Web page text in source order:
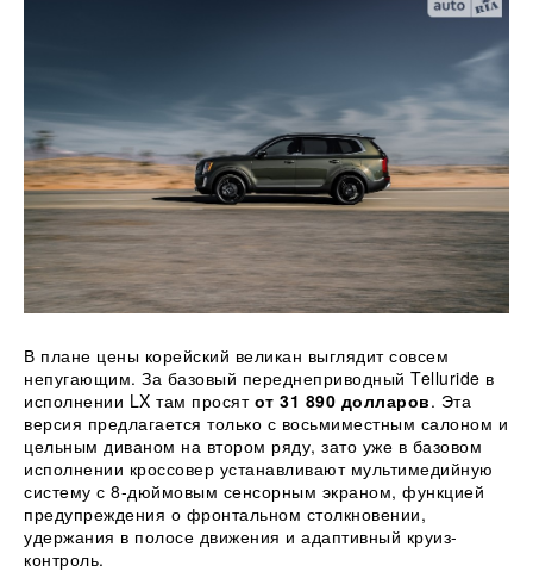
В плане цены корейский великан выглядит совсем
непугающим. За базовый переднеприводный Telluride в
исполнении LX там просят от 31 890 долларов. Эта
версия предлагается только с восьмиместным салоном и
цельным диваном на втором ряду, зато уже в базовом
исполнении кроссовер устанавливают мультимедийную
систему с 8-дюймовым сенсорным экраном, функцией
предупреждения о фронтальном столкновении,
удержания в полосе движения и адаптивный круиз-
контроль.